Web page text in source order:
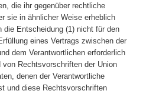
die ihr gegenüber rechtliche
sie in ähnlicher Weise erheblich
die Entscheidung (1) nicht für den
eines Vertrags zwischen der
dem Verantwortlichen erforderlich
von Rechtsvorschriften der Union
denen der Verantwortliche
und diese Rechtsvorschriften